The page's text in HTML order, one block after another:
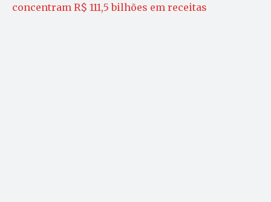
concentram R$ 111,5 bilhões em receitas